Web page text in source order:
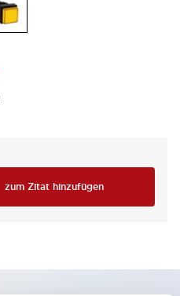
zum Zitat hinzufügen